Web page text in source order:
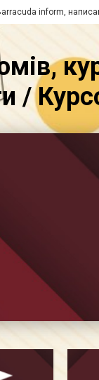
inform,
/